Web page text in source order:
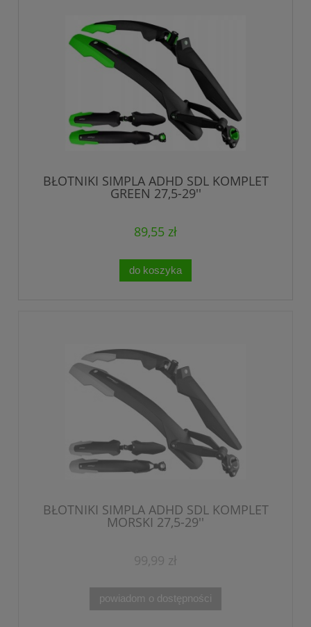
BŁOTNIKI SIMPLA ADHD SDL KOMPLET
GREEN 27,5-29''
89,55 zł
do koszyka
BŁOTNIKI SIMPLA ADHD SDL KOMPLET
MORSKI 27,5-29''
99,99 zł
powiadom o dostępności